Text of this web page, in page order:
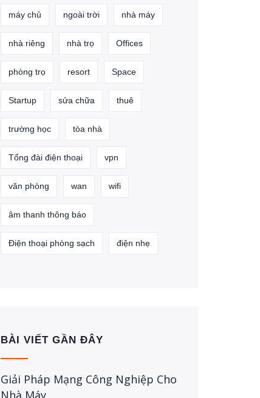
máy chủ ngoài trời nhà máy
nhà riêng nhà trọ Offices
phòng trọ resort Space
Startup sửa chữa thuê
trường học tòa nhà
Tổng đài điện thoại vpn
văn phòng wan wifi
âm thanh thông báo
Điện thoại phòng sạch điện nhẹ
BÀI VIẾT GẦN ĐÂY
Giải Pháp Mạng Công Nghiệp Cho
Nhà Máy